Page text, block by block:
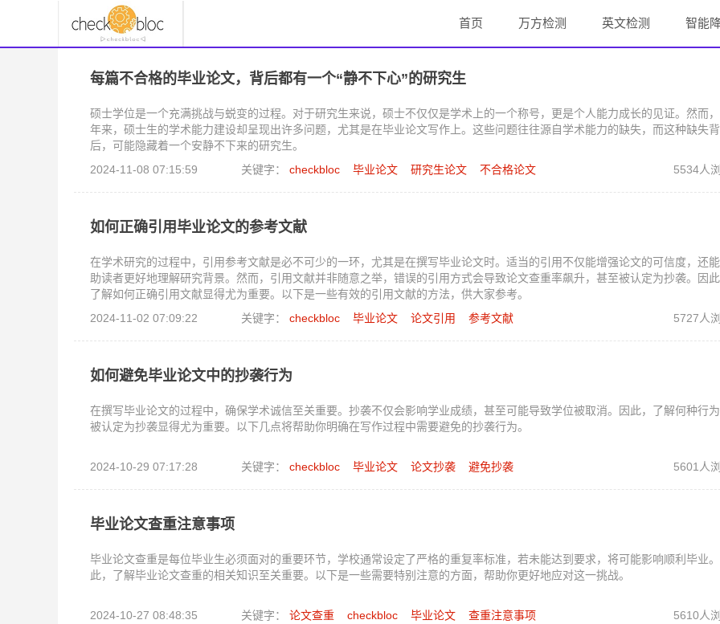
首页 万方检测 英文检测 智能
每篇不合格的毕业论文，背后都有一个“静不下心”的研究生
硕士学位是一个充满挑战与蜕变的过程。对于研究生来说，硕士不仅仅是学术上的一个称号，更是个人能力成长的见证。然而
年来，硕士生的学术能力建设却呈现出许多问题，尤其是在毕业论文写作上。这些问题往往源自学术能力的缺失，而这种缺失背
后，可能隐藏着一个安静不下来的研究生。
2024-11-08 07:15:59
关键字： checkbloc 毕业论文 研究生论文 不合格论文 5534人
如何正确引用毕业论文的参考文献
在学术研究的过程中，引用参考文献是必不可少的一环，尤其是在撰写毕业论文时。适当的引用不仅能增强论文的可信度，还
助读者更好地理解研究背景。然而，引用文献并非随意之举，错误的引用方式会导致论文查重率飙升，甚至被认定为抄袭。因此
了解如何正确引用文献显得尤为重要。以下是一些有效的引用文献的方法，供大家参考。
2024-11-02 07:09:22
关键字： checkbloc 毕业论文 论文引用 参考文献 5727人
如何避免毕业论文中的抄袭行为
在撰写毕业论文的过程中，确保学术诚信至关重要。抄袭不仅会影响学业成绩，甚至可能导致学位被取消。因此，了解何种行
被认定为抄袭显得尤为重要。以下几点将帮助你明确在写作过程中需要避免的抄袭行为。
2024-10-29 07:17:28 关键字： checkbloc 毕业论文 论文抄袭 避免抄袭 5601人
毕业论文查重注意事项
毕业论文查重是每位毕业生必须面对的重要环节，学校通常设定了严格的重复率标准，若未能达到要求，将可能影响顺利毕业
此，了解毕业论文查重的相关知识至关重要。以下是一些需要特别注意的方面，帮助你更好地应对这一挑战。
2024-10-27 08:48:35 关键字： 论文查重 checkbloc 毕业论文 查重注意事项 5610人